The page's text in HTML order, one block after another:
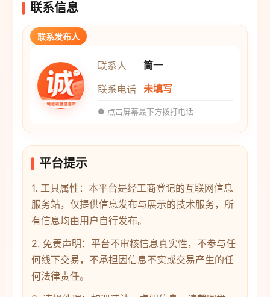
联系信息
联系发布人
联系人
简一
联系电话 未填写
● 点击屏幕最下方拨打电话
平台提示
1. 工具属性：本平台是经工商登记的互联网信息
服务站，仅提供信息发布与展示的技术服务，所
有信息均由用户自行发布。
2. 免责声明：平台不审核信息真实性，不参与任
何线下交易，不承担因信息不实或交易产生的任
何法律责任。